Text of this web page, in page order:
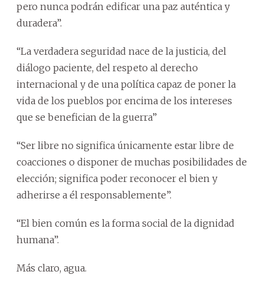
pero nunca podrán edificar una paz auténtica y
duradera”.
“La verdadera seguridad nace de la justicia, del
diálogo paciente, del respeto al derecho
internacional y de una política capaz de poner la
vida de los pueblos por encima de los intereses
que se benefician de la guerra”
“Ser libre no significa únicamente estar libre de
coacciones o disponer de muchas posibilidades de
elección; significa poder reconocer el bien y
adherirse a él responsablemente”.
“El bien común es la forma social de la dignidad
humana”.
Más claro, agua.